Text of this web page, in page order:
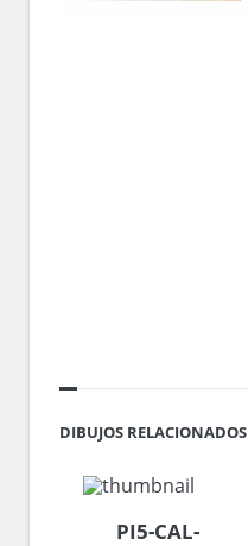
DIBUJOS RELACIONADOS
PI5-CAL-